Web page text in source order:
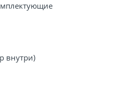
внутри)